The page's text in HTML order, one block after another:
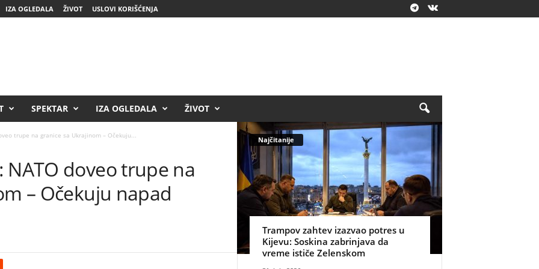
IZA OGLEDALA ŽIVOT USLOVI KORIŠĆENJA
SPEKTAR IZA OGLEDALA ŽIVOT
trupe na granice sa Ukrajinom – Očekuju...
doveo trupe na
– Očekuju napad
Najčitanije
Trampov zahtev izazvao potres u
Kijevu: Soskina zabrinjava da
vreme ističe Zelenskom